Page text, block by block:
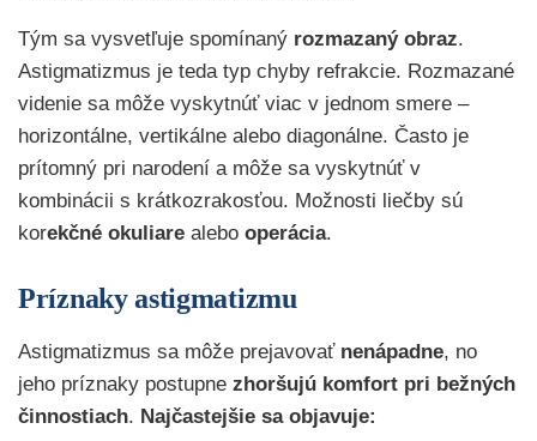
Tým sa vysvetľuje spomínaný rozmazaný obraz.
Astigmatizmus je teda typ chyby refrakcie. Rozmazané
videnie sa môže vyskytnúť viac v jednom smere –
horizontálne, vertikálne alebo diagonálne. Často je
prítomný pri narodení a môže sa vyskytnúť v
kombinácii s krátkozrakosťou. Možnosti liečby sú
korekčné okuliare alebo operácia.
Príznaky astigmatizmu
Astigmatizmus sa môže prejavovať nenápadne, no
jeho príznaky postupne zhoršujú komfort pri bežných
činnostiach. Najčastejšie sa objavuje: